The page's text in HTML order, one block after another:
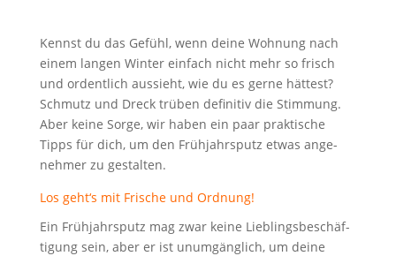
Kennst du das Gefühl, wenn dei­ne Woh­nung nach
einem lan­gen Win­ter ein­fach nicht mehr so frisch
und ordent­lich aus­sieht, wie du es ger­ne hät­test?
Schmutz und Dreck trü­ben defi­ni­tiv die Stim­mung.
Aber kei­ne Sor­ge, wir haben ein paar prak­ti­sche
Tipps für dich, um den Früh­jahrs­putz etwas ange­
neh­mer zu gestalten.
Los geht‘s mit Fri­sche und Ordnung!
Ein Früh­jahrs­putz mag zwar kei­ne Lieb­lings­be­schäf­
ti­gung sein, aber er ist unum­gäng­lich, um dei­ne